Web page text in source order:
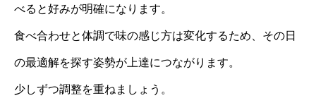
べると好みが明確になります。
食べ合わせと体調で味の感じ方は変化するため、その日
の最適解を探す姿勢が上達につながります。
少しずつ調整を重ねましょう。